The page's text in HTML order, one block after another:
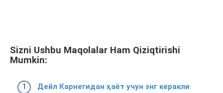
Sizni Ushbu Maqolalar Ham Qiziqtirishi
Mumkin:
Дейл Карнегидан ҳаёт учун энг керакли